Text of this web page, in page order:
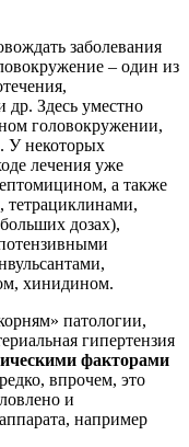
заболевания
– один из
др. Здесь уместно
головокружении,
У некоторых
лечения уже
а также
дозах),
хинидином.
патологии,
гипертензия
факторами
впрочем, это
и
например